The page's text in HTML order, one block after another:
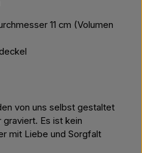
11 cm (Volumen
von uns selbst gestaltet
Es ist kein
mit Liebe und Sorgfalt